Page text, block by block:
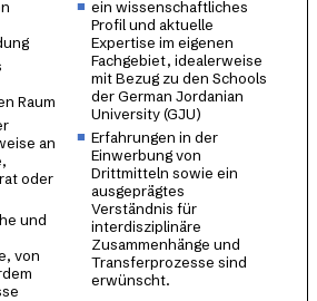
Raum
an
oder
und
von
ein wissenschaftliches
Profil und aktuelle
Expertise im eigenen
Fachgebiet, idealerweise
mit Bezug zu den Schools
der German Jordanian
University (GJU)
Erfahrungen in der
Einwerbung von
Drittmitteln sowie ein
ausgeprägtes
Verständnis für
interdisziplinäre
Zusammenhänge und
Transferprozesse sind
erwünscht.